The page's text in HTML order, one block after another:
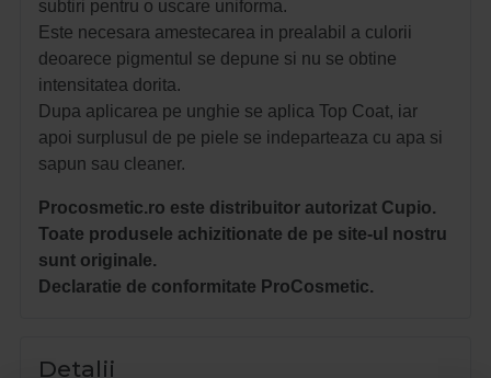
subtiri pentru o uscare uniforma.
Este necesara amestecarea in prealabil a culorii
deoarece pigmentul se depune si nu se obtine
intensitatea dorita.
Dupa aplicarea pe unghie se aplica Top Coat, iar
apoi surplusul de pe piele se indeparteaza cu apa si
sapun sau cleaner.
Procosmetic.ro este distribuitor autorizat Cupio.
Toate produsele achizitionate de pe site-ul nostru
sunt originale.
Declaratie de conformitate ProCosmetic.
Detalii